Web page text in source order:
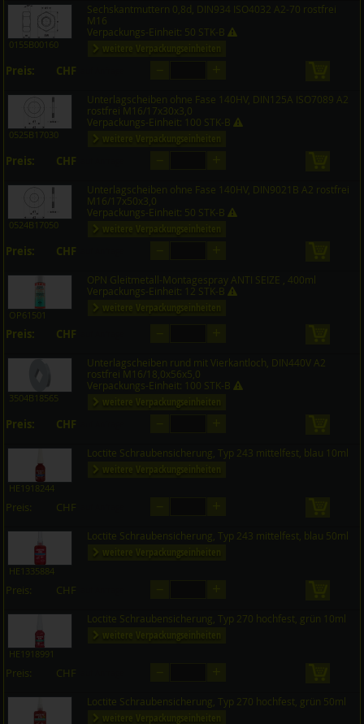
Preis CHF
Menge
0155B00160
Sechskantmuttern 0,8d, DIN934 ISO4032 A2-70 rostfrei
M16
Verpackungs-Einheit: 50 STK-B
weitere Verpackungseinheiten
Preis: CHF
0525B17030
Unterlagscheiben ohne Fase 140HV, DIN125A ISO7089 A2
rostfrei M16/17x30x3,0
Verpackungs-Einheit: 100 STK-B
weitere Verpackungseinheiten
Preis: CHF
0524B17050
Unterlagscheiben ohne Fase 140HV, DIN9021B A2 rostfrei
M16/17x50x3,0
Verpackungs-Einheit: 50 STK-B
weitere Verpackungseinheiten
Preis: CHF
OP61501
OPN Gleitmetall-Montagespray ANTI SEIZE , 400ml
Verpackungs-Einheit: 12 STK-B
weitere Verpackungseinheiten
Preis: CHF
3504B18565
Unterlagscheiben rund mit Vierkantloch, DIN440V A2
rostfrei M16/18,0x56x5,0
Verpackungs-Einheit: 100 STK-B
weitere Verpackungseinheiten
Preis: CHF
HE1918244
Loctite Schraubensicherung, Typ 243 mittelfest, blau 10ml
weitere Verpackungseinheiten
Preis: CHF
HE1335884
Loctite Schraubensicherung, Typ 243 mittelfest, blau 50ml
weitere Verpackungseinheiten
Preis: CHF
HE1918991
Loctite Schraubensicherung, Typ 270 hochfest, grün 10ml
weitere Verpackungseinheiten
Preis: CHF
Loctite Schraubensicherung, Typ 270 hochfest, grün 50ml
weitere Verpackungseinheiten